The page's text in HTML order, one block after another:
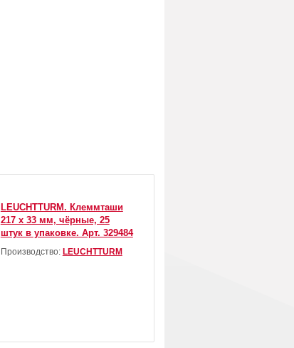
LEUCHTTURM. Клеммташи
217 х 33 мм, чёрные, 25
штук в упаковке. Арт. 329484
Производство: LEUCHTTURM